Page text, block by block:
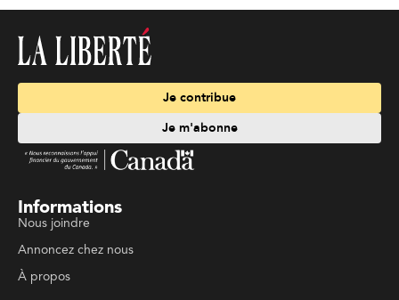
Je contribue
Je m'abonne
Informations
Nous joindre
Annoncez chez nous
À propos